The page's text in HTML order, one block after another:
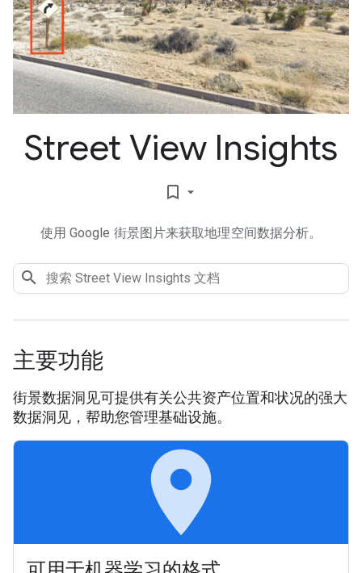
Street View Insights
bookmark_border
使用 Google 街景图片来获取地理空间数据分析。
主要功能
街景数据洞见可提供有关公共资产位置和状况的强大
数据洞见，帮助您管理基础设施。
place